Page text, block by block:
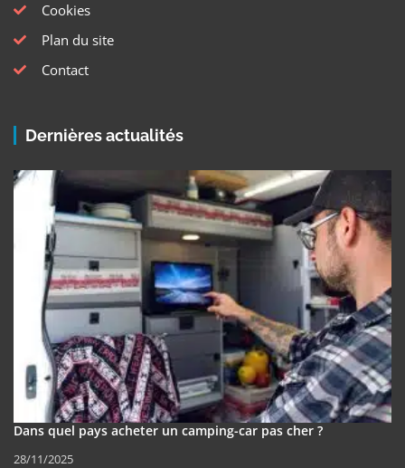
Cookies
Plan du site
Contact
Dernières actualités
Dans quel pays acheter un camping-car pas cher ?
28/11/2025